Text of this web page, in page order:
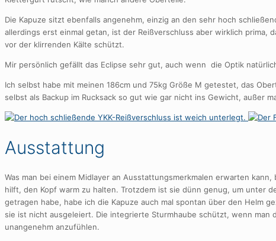
Die Kapuze sitzt ebenfalls angenehm, einzig an den sehr hoch
allerdings erst einmal getan, ist der Reißverschluss aber wirklich prima,
vor der klirrenden Kälte schützt.
Mir persönlich gefällt das Eclipse sehr gut, auch wenn die Optik
Ich selbst habe mit meinen 186cm und 75kg Größe M getestet, das
selbst als Backup im Rucksack so gut wie gar nicht ins Gewicht, außer
Ausstattung
Was man bei einem Midlayer an Ausstattungsmerkmalen erwarten
hilft, den Kopf warm zu halten. Trotzdem ist sie dünn genug, um unter
getragen habe, habe ich die Kapuze auch mal spontan über den Helm
sie ist nicht ausgeleiert. Die integrierte Sturmhaube schützt, wenn man
unangenehm anzufühlen.